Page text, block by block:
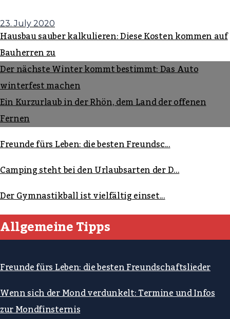
23. July 2020
Hausbau sauber kalkulieren: Diese Kosten kommen auf
Bauherren zu
Der nächste Winter kommt bestimmt: Das Auto
winterfest machen
Ein Kurzurlaub in der Rhön, dem Land der offenen
Fernen
Freunde fürs Leben: die besten Freundsc...
Camping steht bei den Urlaubsarten der D...
Der Gymnastikball ist vielfältig einset...
Allgemeine Tipps
Freunde fürs Leben: die besten Freundschaftslieder
Wenn sich der Mond verdunkelt: Termine und Infos
zur Mondfinsternis